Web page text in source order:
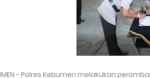
- Polres Kebumen melakukan